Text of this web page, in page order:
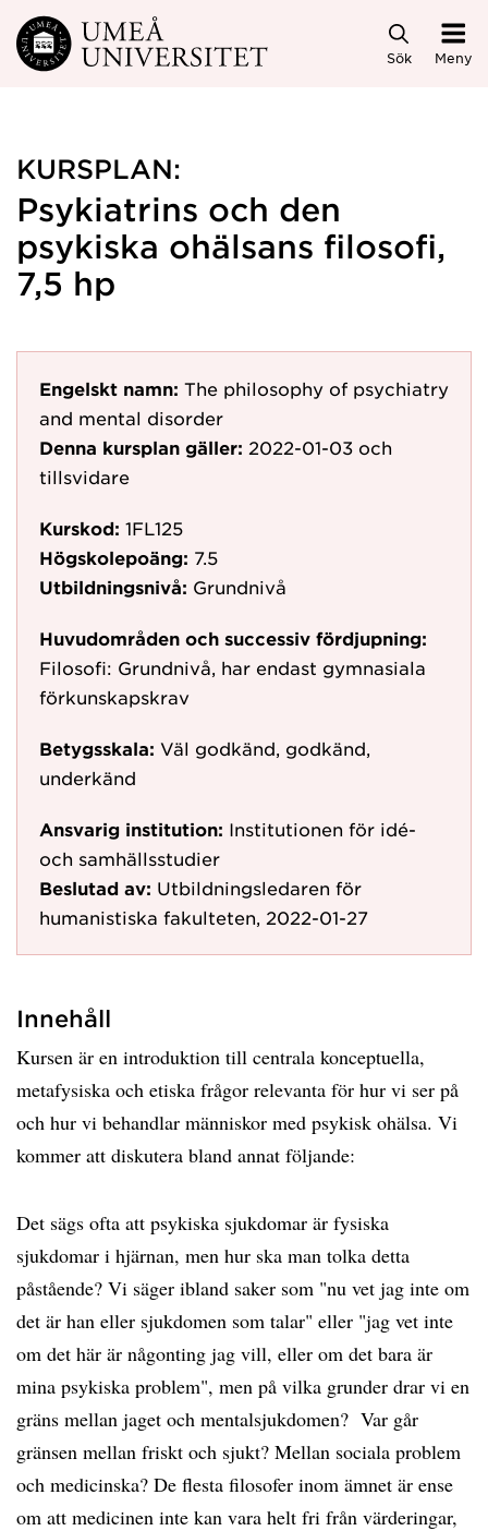
Hoppa direkt till innehållet
Sök Meny
KURSPLAN:
Psykiatrins och den
psykiska ohälsans filosofi,
7,5 hp
Engelskt namn: The philosophy of psychiatry
and mental disorder
Denna kursplan gäller: 2022-01-03 och
tillsvidare
Kurskod: 1FL125
Högskolepoäng: 7.5
Utbildningsnivå: Grundnivå
Huvudområden och successiv fördjupning:
Filosofi: Grundnivå, har endast gymnasiala
förkunskapskrav
Betygsskala: Väl godkänd, godkänd,
underkänd
Ansvarig institution: Institutionen för idé-
och samhällsstudier
Beslutad av: Utbildningsledaren för
humanistiska fakulteten, 2022-01-27
Innehåll
Kursen är en introduktion till centrala konceptuella,
metafysiska och etiska frågor relevanta för hur vi ser på
och hur vi behandlar människor med psykisk ohälsa. Vi
kommer att diskutera bland annat följande:
Det sägs ofta att psykiska sjukdomar är fysiska
sjukdomar i hjärnan, men hur ska man tolka detta
påstående? Vi säger ibland saker som "nu vet jag inte om
det är han eller sjukdomen som talar" eller "jag vet inte
om det här är någonting jag vill, eller om det bara är
mina psykiska problem", men på vilka grunder drar vi en
gräns mellan jaget och mentalsjukdomen? Var går
gränsen mellan friskt och sjukt? Mellan sociala problem
och medicinska? De flesta filosofer inom ämnet är ense
om att medicinen inte kan vara helt fri från värderingar,